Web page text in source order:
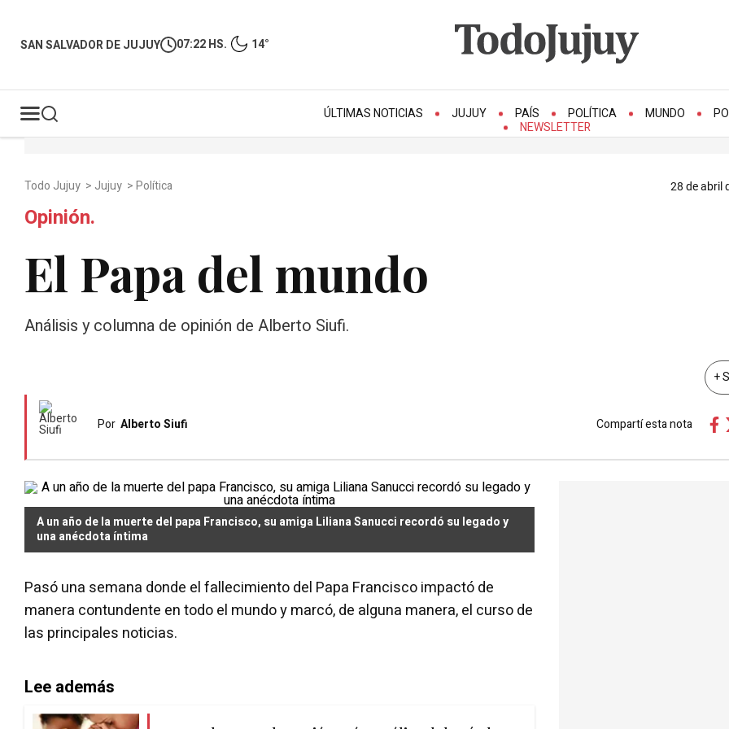
SAN SALVADOR DE JUJUY 07:22 HS. 14°
ÚLTIMAS NOTICIAS JUJUY PAÍS POLÍTICA MUNDO
NEWSLETTER
Todo Jujuy > Jujuy >Política 28 de abril
Opinión.
El Papa del mundo
Análisis y columna de opinión de Alberto Siufi.
+
Por Alberto Siufi Compartí esta nota
A un año de la muerte del papa Francisco, su amiga Liliana Sanucci recordó su legado y
una anécdota íntima
Pasó una semana donde el fallecimiento del Papa Francisco impactó de
manera contundente en todo el mundo y marcó, de alguna manera, el curso de
las principales noticias.
Lee además